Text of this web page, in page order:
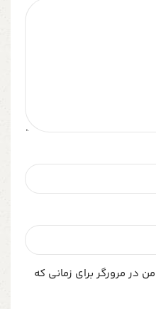
در مرورگر برای زمانی که